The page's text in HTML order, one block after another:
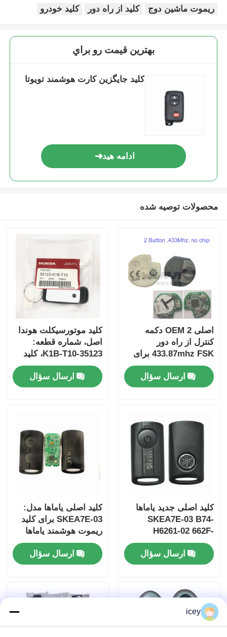
ریموت ماشین دوج
کلید از راه دور کلید خودرو
بهترين قيمت رو براي
کليد جایگزین کارت هوشمند تويوتا
ادامه هید
محصولات توصیه شده
اصلی OEM 2 دکمه
کنترل از راه دور
433.87mhz FSK برای
Su-zuki Jim-ny 2005-
2017 بدون تراشه
37182-A7 فقط کنترل
ارسال سؤال
کلید موتورسیکلت هوندا
اصل، شماره قطعه:
35123-K1B-T10، کلید
ریموت سه دکمه
FSK433.92MHz با چیپ
ID47
ارسال سؤال
کلید اصلی جدید یاماها
SKEA7E-03 B74-
H6261-02 662F-
SKEA7D03
ارسال سؤال
کلید اصلی یاماها مدل:
SKEA7E-03 برای کلید
ریموت هوشمند یاماها
B74-H6261-02/662F-
SKEA7D03ارسال سؤال
icey